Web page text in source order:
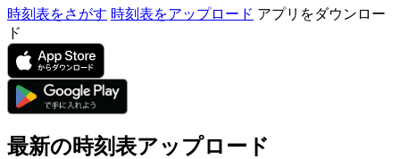
時刻表をさがす 時刻表をアップロード アプリをダウンロー
ド
最新の時刻表アップロード